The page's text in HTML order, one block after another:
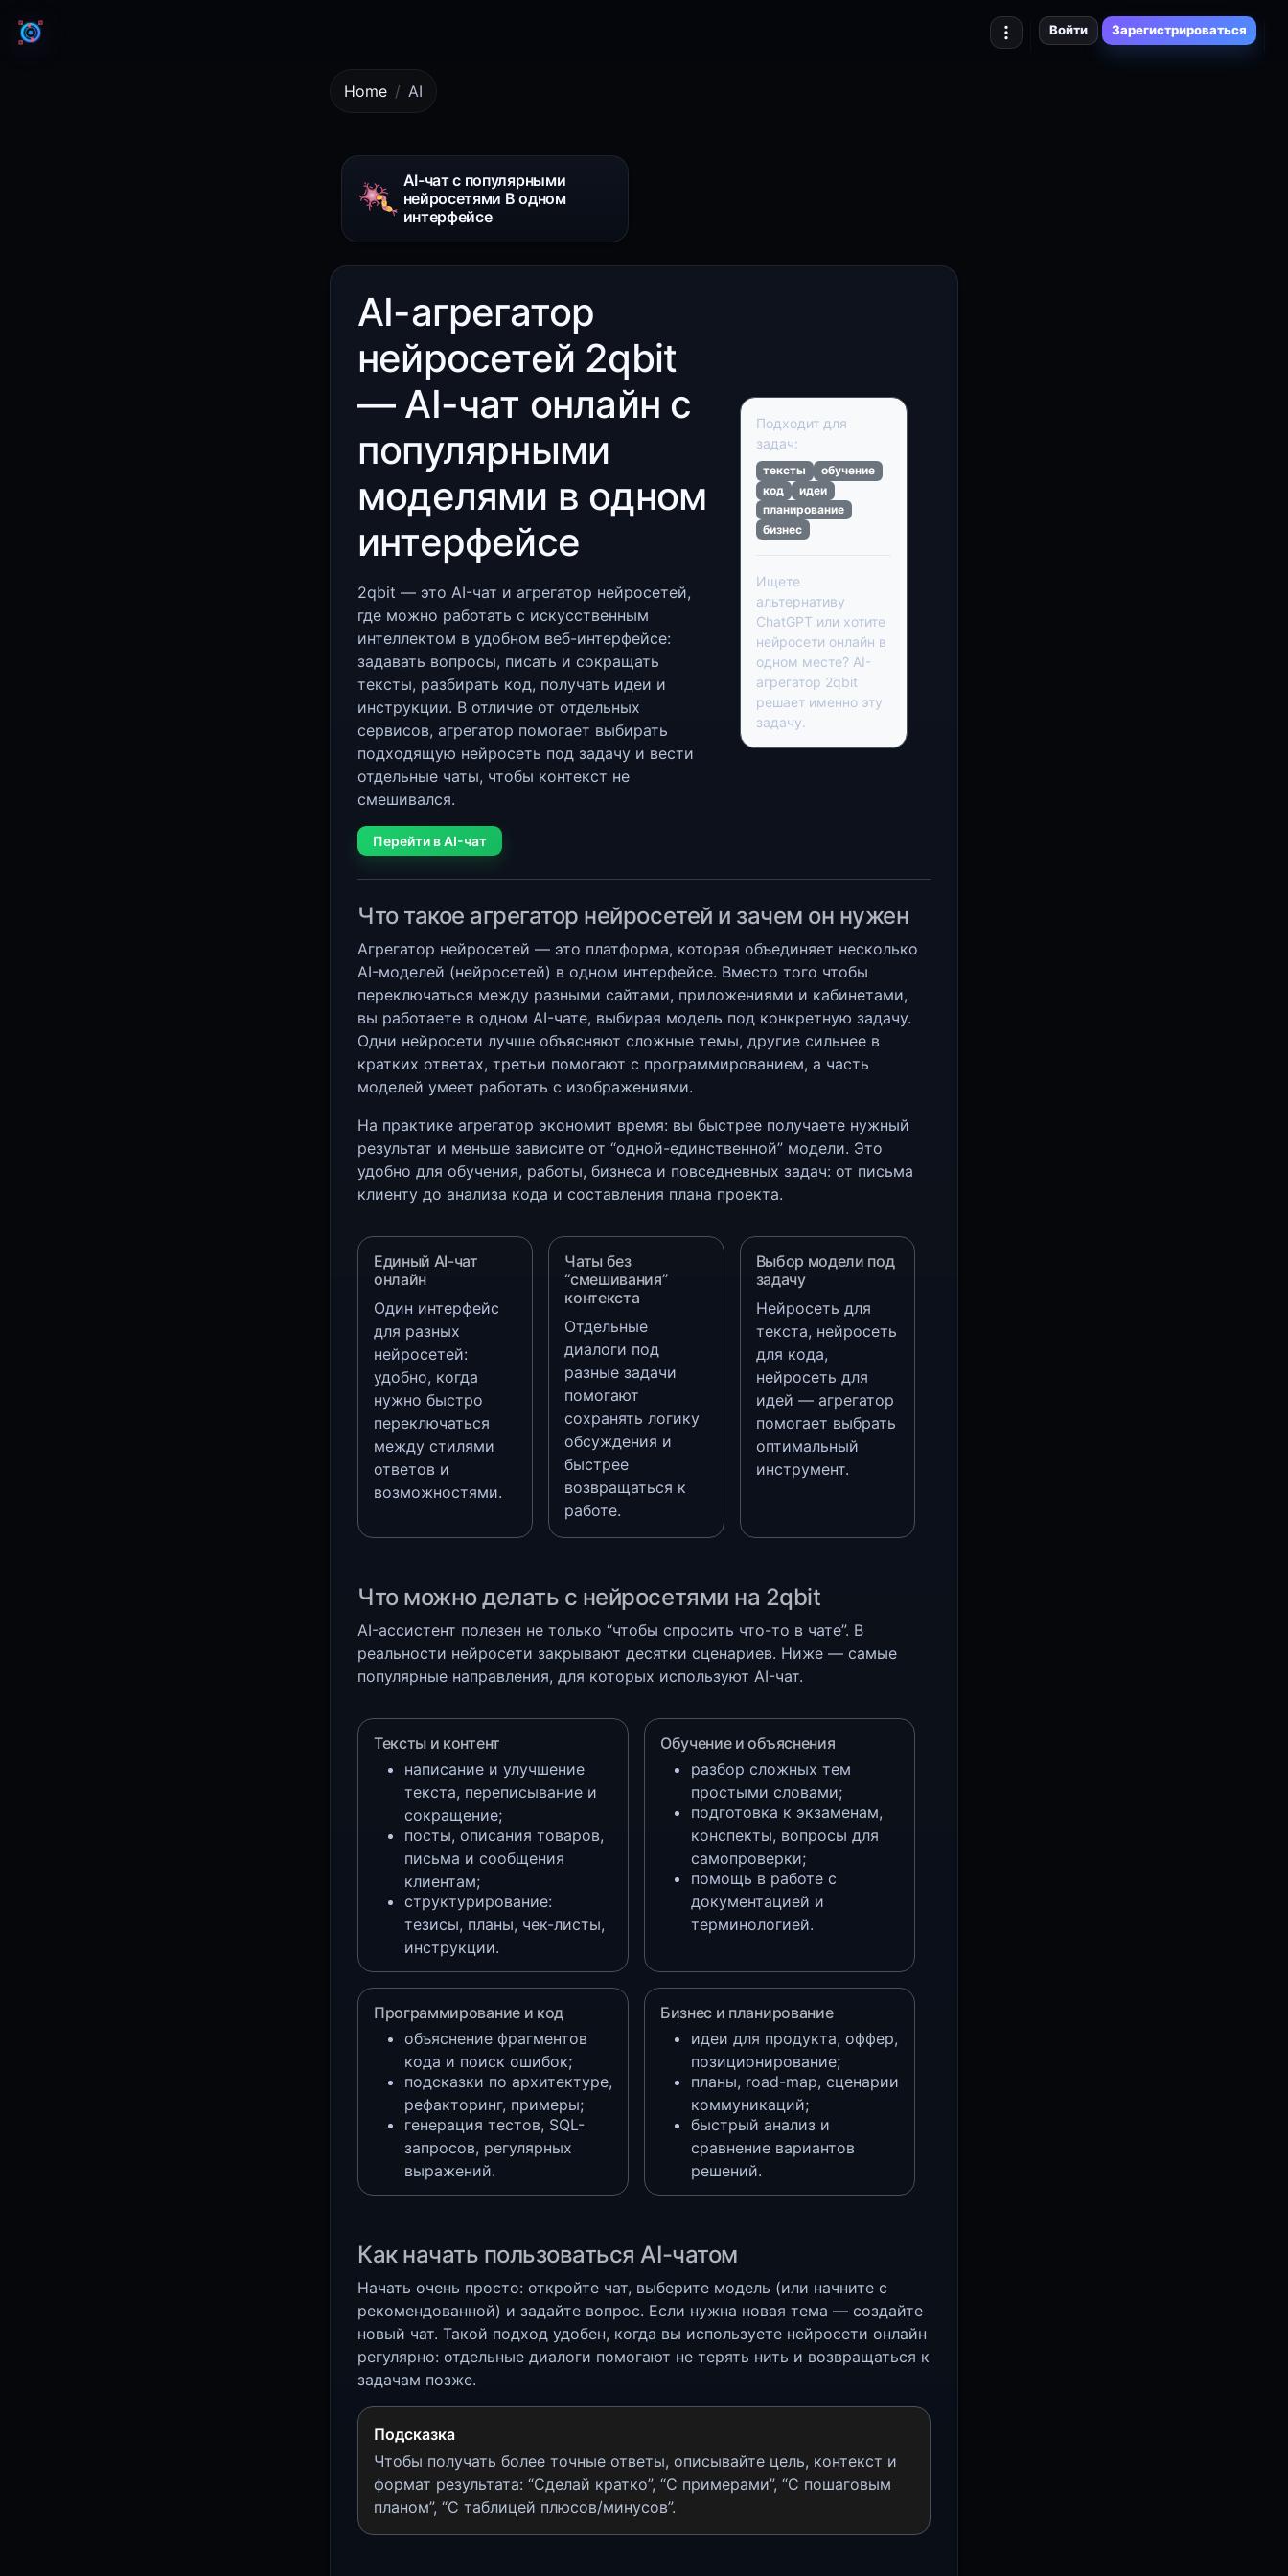
Войти Зарегистрироваться
Home AI
AI-чат с популярными
нейросетями В одном
интерфейсе
AI-агрегатор
нейросетей 2qbit
— AI-чат онлайн с
популярными
моделями в одном
интерфейсе
2qbit — это AI-чат и агрегатор нейросетей,
где можно работать с искусственным
интеллектом в удобном веб-интерфейсе:
задавать вопросы, писать и сокращать
тексты, разбирать код, получать идеи и
инструкции. В отличие от отдельных
сервисов, агрегатор помогает выбирать
подходящую нейросеть под задачу и вести
отдельные чаты, чтобы контекст не
смешивался.
Перейти в AI-чат
Подходит для
задач:
тексты
обучение
код
идеи
планирование
бизнес
Ищете
альтернативу
ChatGPT или хотите
нейросети онлайн в
одном месте? AI-
агрегатор 2qbit
решает именно эту
задачу.
Что такое агрегатор нейросетей и зачем он нужен
Агрегатор нейросетей — это платформа, которая объединяет несколько
AI-моделей (нейросетей) в одном интерфейсе. Вместо того чтобы
переключаться между разными сайтами, приложениями и кабинетами,
вы работаете в одном AI-чате, выбирая модель под конкретную задачу.
Одни нейросети лучше объясняют сложные темы, другие сильнее в
кратких ответах, третьи помогают с программированием, а часть
моделей умеет работать с изображениями.
На практике агрегатор экономит время: вы быстрее получаете нужный
результат и меньше зависите от “одной-единственной” модели. Это
удобно для обучения, работы, бизнеса и повседневных задач: от письма
клиенту до анализа кода и составления плана проекта.
Единый AI-чат
онлайн
Один интерфейс
для разных
нейросетей:
удобно, когда
нужно быстро
переключаться
между стилями
ответов и
возможностями.
Чаты без
“смешивания”
контекста
Отдельные
диалоги под
разные задачи
помогают
сохранять логику
обсуждения и
быстрее
возвращаться к
работе.
Выбор модели под
задачу
Нейросеть для
текста, нейросеть
для кода,
нейросеть для
идей — агрегатор
помогает выбрать
оптимальный
инструмент.
Что можно делать с нейросетями на 2qbit
AI-ассистент полезен не только “чтобы спросить что-то в чате”. В
реальности нейросети закрывают десятки сценариев. Ниже — самые
популярные направления, для которых используют AI-чат.
Тексты и контент
написание и улучшение
текста, переписывание и
сокращение;
посты, описания товаров,
письма и сообщения
клиентам;
структурирование:
тезисы, планы, чек-листы,
инструкции.
Обучение и объяснения
разбор сложных тем
простыми словами;
подготовка к экзаменам,
конспекты, вопросы для
самопроверки;
помощь в работе с
документацией и
терминологией.
Программирование и код
объяснение фрагментов
кода и поиск ошибок;
подсказки по архитектуре,
рефакторинг, примеры;
генерация тестов, SQL-
запросов, регулярных
выражений.
Бизнес и планирование
идеи для продукта, оффер,
позиционирование;
планы, road-map, сценарии
коммуникаций;
быстрый анализ и
сравнение вариантов
решений.
Как начать пользоваться AI-чатом
Начать очень просто: откройте чат, выберите модель (или начните с
рекомендованной) и задайте вопрос. Если нужна новая тема — создайте
новый чат. Такой подход удобен, когда вы используете нейросети онлайн
регулярно: отдельные диалоги помогают не терять нить и возвращаться к
задачам позже.
Подсказка
Чтобы получать более точные ответы, описывайте цель, контекст и
формат результата: “Сделай кратко”, “С примерами”, “С пошаговым
планом”, “С таблицей плюсов/минусов”.